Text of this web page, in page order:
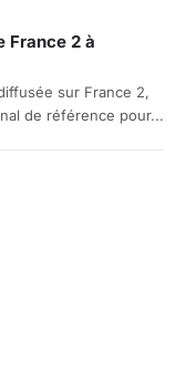
France 2 à
sur France 2,
de référence pour...